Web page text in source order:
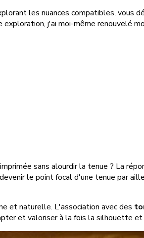
les nuances compatibles, vous
exploration, j'ai moi-même renouvelé
sans alourdir la tenue ? La
le point focal d'une tenue par
et naturelle. L'association avec des
et valoriser à la fois la silhouette